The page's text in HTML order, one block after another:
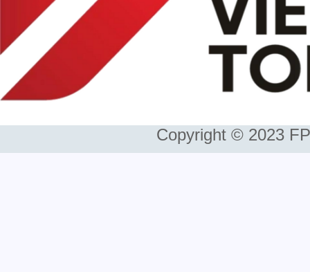
Copyright © 2023